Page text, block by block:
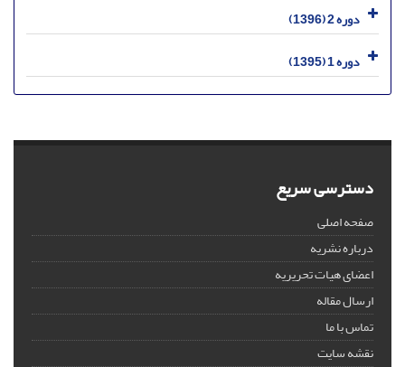
دوره 2 (1396)
دوره 1 (1395)
دسترسی سریع
صفحه اصلی
درباره نشریه
اعضای هیات تحریریه
ارسال مقاله
تماس با ما
نقشه سایت